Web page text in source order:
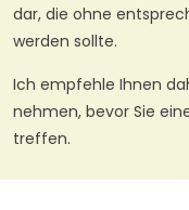
dar, die ohne
werden sollte.
Ich empfehle Ihnen
nehmen, bevor Sie
treffen.